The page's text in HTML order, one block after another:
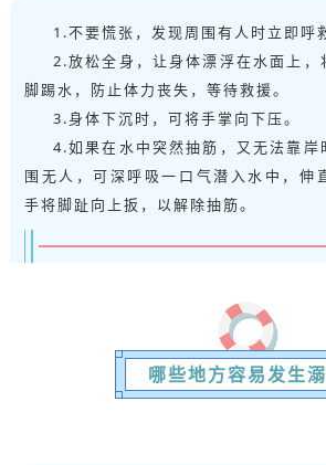
1.不要慌张，发现周围有人时立即呼
2.放松全身，让身体漂浮在水面上，
脚踢水，防止体力丧失，等待救援。
3.身体下沉时，可将手掌向下压。
4.如果在水中突然抽筋，又无法靠岸
围无人，可深呼吸一口气潜入水中，伸
手将脚趾向上扳，以解除抽筋。
哪些地方容易发生